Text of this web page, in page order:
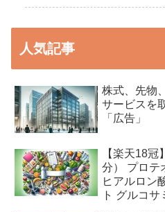
人気記事
株式、先物
サービスを
「広告」
【楽天18冠
分） プロテ
ヒアルロン
ト グルコ